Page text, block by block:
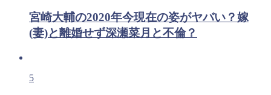
宮崎大輔の2020年今現在の姿がヤバい？嫁
(妻)と離婚せず深瀬菜月と不倫？
5